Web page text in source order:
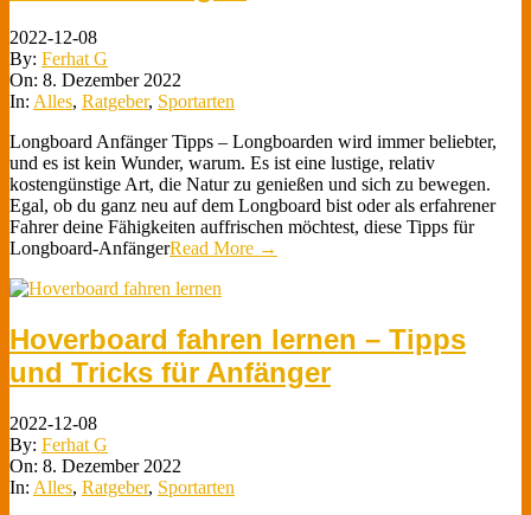
2022-12-08
By: Ferhat G
On: 8. Dezember 2022
In: Alles, Ratgeber, Sportarten
Longboard Anfänger Tipps – Longboarden wird immer beliebter,
und es ist kein Wunder, warum. Es ist eine lustige, relativ
kostengünstige Art, die Natur zu genießen und sich zu bewegen.
Egal, ob du ganz neu auf dem Longboard bist oder als erfahrener
Fahrer deine Fähigkeiten auffrischen möchtest, diese Tipps für
Longboard-AnfängerRead More →
Hoverboard fahren lernen – Tipps
und Tricks für Anfänger
2022-12-08
By: Ferhat G
On: 8. Dezember 2022
In: Alles, Ratgeber, Sportarten